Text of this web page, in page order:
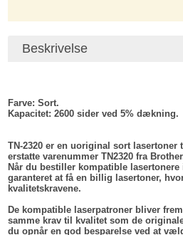
Beskrivelse
Farve: Sort.
Kapacitet: 2600 sider ved 5% dækning.
TN-2320 er en uoriginal sort lasertoner
erstatte varenummer TN2320 fra
Når du bestiller kompatible
garanteret at få en billig lasertoner,
kvalitetskravene.
De kompatible laserpatroner bliver
samme krav til kvalitet som de
du opnår en god besparelse ved at